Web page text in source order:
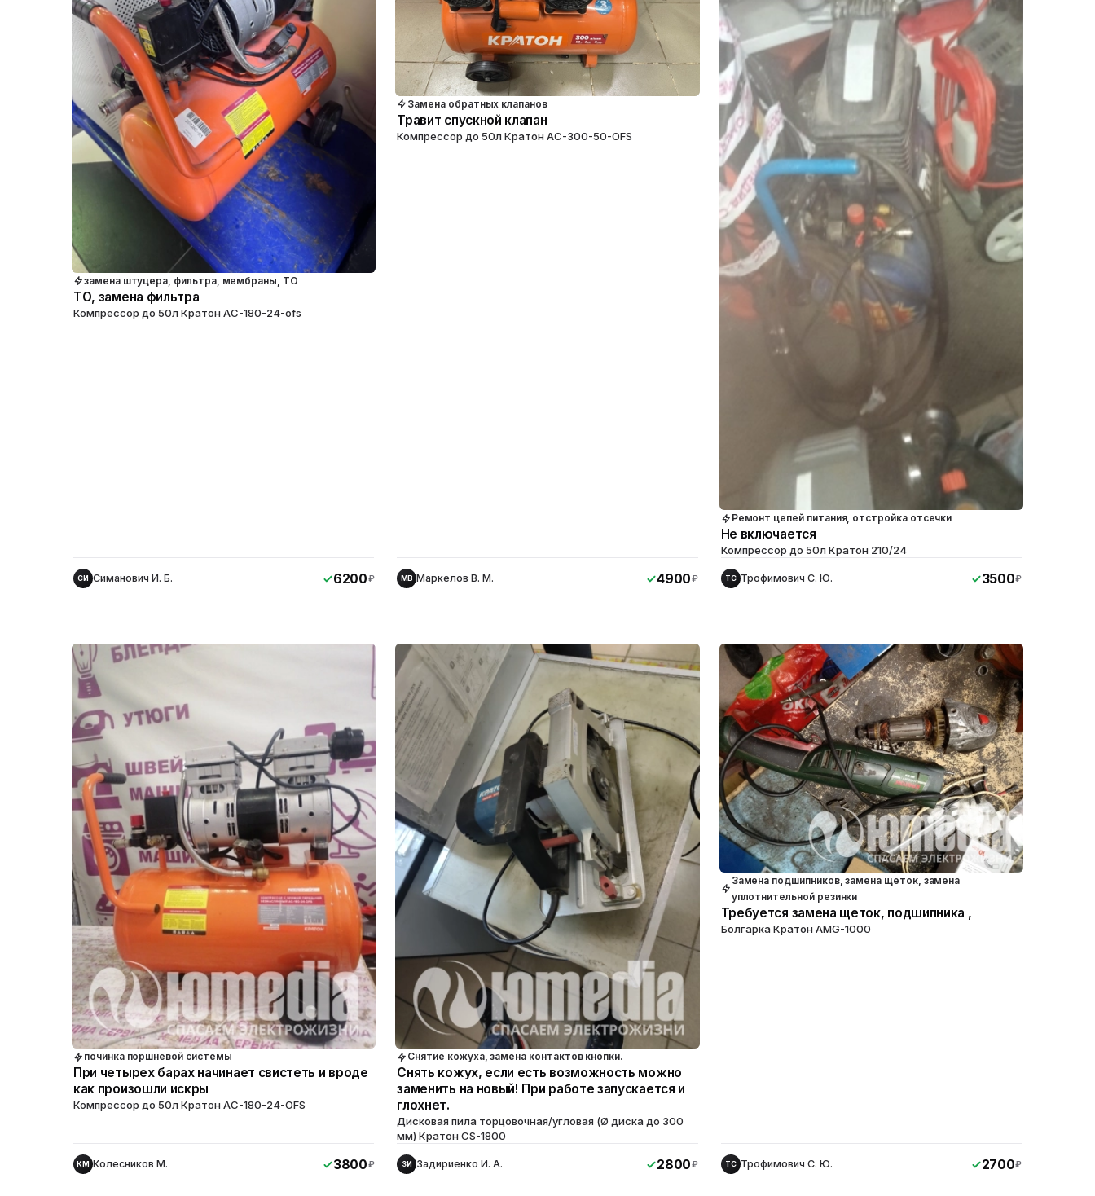
замена штуцера, фильтра, мембраны, ТО
ТО, замена фильтра
Компрессор до 50л Кратон АС-180-24-ofs
СИ Симанович И. Б. 6200₽
Замена обратных клапанов
Травит спускной клапан
Компрессор до 50л Кратон АС-300-50-OFS
МВ Маркелов В. М. 4900₽
Ремонт цепей питания, отстройка отсечки
Не включается
Компрессор до 50л Кратон 210/24
ТС Трофимович С. Ю. 3500₽
починка поршневой системы
При четырех барах начинает свистеть и вроде
как произошли искры
Компрессор до 50л Кратон АС-180-24-OFS
КМ Колесников М. 3800₽
Снятие кожуха, замена контактов кнопки.
Снять кожух, если есть возможность можно
заменить на новый! При работе запускается и
глохнет.
Дисковая пила торцовочная/угловая (Ø диска до 300
мм) Кратон CS-1800
ЗИ Задириенко И. А. 2800₽
Замена подшипников, замена щеток, замена
уплотнительной резинки
Требуется замена щеток, подшипника ,
Болгарка Кратон AMG-1000
ТС Трофимович С. Ю. 2700₽